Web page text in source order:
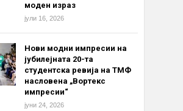
моден израз
јули 16, 2026
Нови модни импресии на
јубилејната 20-та
студентска ревија на ТМФ
насловена „Вортекс
импресии“
јуни 24, 2026